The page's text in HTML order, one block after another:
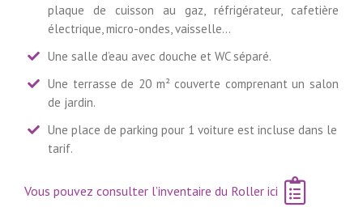
plaque de cuisson au gaz, réfrigérateur, cafetière
électrique, micro-ondes, vaisselle…
Une salle d’eau avec douche et WC séparé.
Une terrasse de 20 m² couverte comprenant un salon
de jardin.
Une place de parking pour 1 voiture est incluse dans le
tarif.
Vous pouvez consulter l’inventaire du Roller ici